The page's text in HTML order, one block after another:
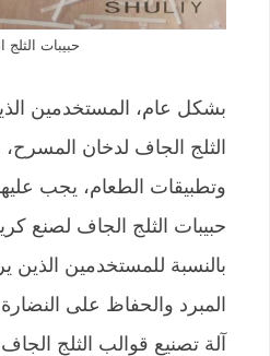
حبيبات الثلج
بشكل عام، المستخدمين
الثلج الجاف لدخان
وتطبيقات الطعام، يجب
حبيبات الثلج الجاف لصنع
بالنسبة للمستخدمين الذين
المبرد والحفاظ على
آلة تصنيع قوالب الثلج